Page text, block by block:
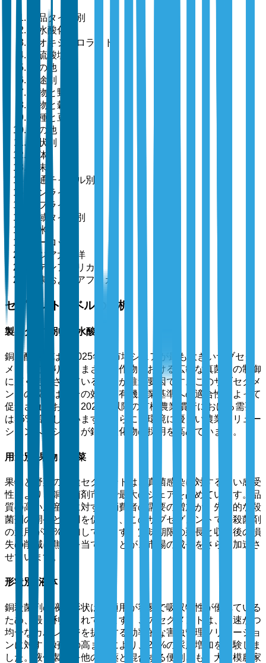
製品タイプ別
銅水酸化物
銅オキシクロライド
銅硫酸塩
その他
用途別
果物と野菜
穀物と穀類
油種と豆類
その他
形状別
液体
粉末
流通チャネル別
オンライン
オフライン
地域タイプ別
北米
ヨーロッパ
アジア太平洋
ラテンアメリカ
中東およびアフリカ
セグメントレベルの分析
製品タイプ別: 銅水酸化物
銅水酸化物は、2025年に市場シェアが最も大きいサブセグ
メントであり、さまざまな作物における広範な真菌病の制御
に広く使用されていることが推進要因です。このサブセグメ
ントの成長は、その効果と有機農業基準への適合性によって
促進されており、2024年以降の有機農業慣行における需要
は35%増加しています。さらに、環境に優しい農業ソリュー
ションへのシフトが銅水酸化物の採用を高めています。
用途別: 果物と野菜
果物と野菜の用途セグメントは、真菌感染に対する高い感受
性により、銅殺菌剤市場で最大のシェアを占めています。品
質の高い農産物に対する消費者の需要の増加が、先進的な殺
菌剤の開発と採用を促進し、このサブセグメントでの殺菌剤
の適用が30%増加しています。賞味期限の延長と収穫後の損
失の削減に焦点を当てることが、市場の成長をさらに加速さ
せています。
形状別: 液体
銅殺菌剤の液体形状は、適用が容易で吸収特性が優れている
ため、最も利用されています。このセグメントは、迅速かつ
均一なカバレッジを提供する効率的な害虫管理ソリューショ
ンに対する好みの高まりにより、28%の採用増加を経験しま
した。液体製剤を他の農薬と混合する便利さも、大規模農家